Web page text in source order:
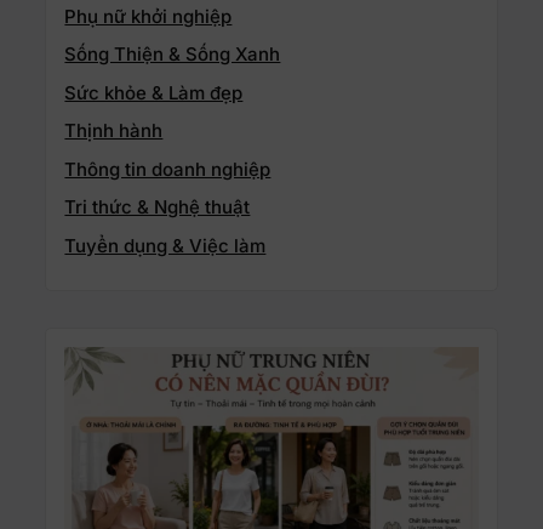
Phụ nữ khởi nghiệp
Sống Thiện & Sống Xanh
Sức khỏe & Làm đẹp
Thịnh hành
Thông tin doanh nghiệp
Tri thức & Nghệ thuật
Tuyển dụng & Việc làm